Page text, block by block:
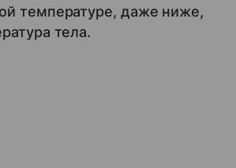
температуре, даже ниже,
тела.